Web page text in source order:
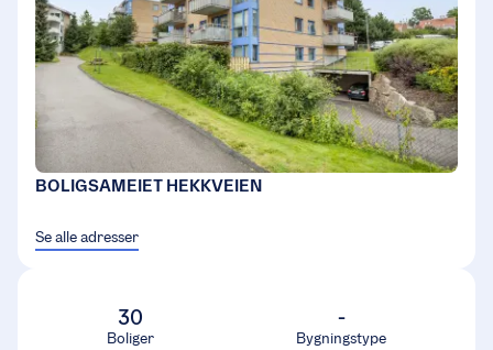
BOLIGSAMEIET HEKKVEIEN
Se alle adresser
30
Boliger
-
Bygningstype